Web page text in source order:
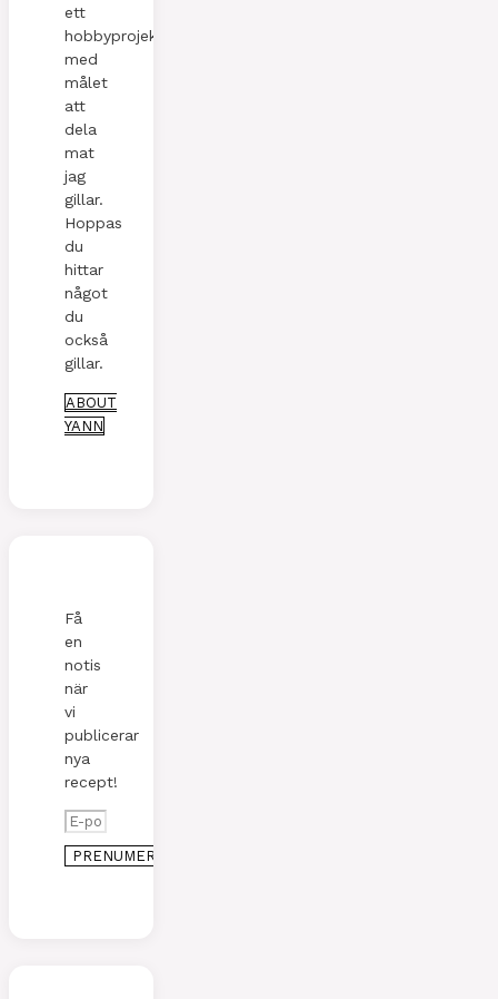
ett
hobbyprojekt
med
målet
att
dela
mat
jag
gillar.
Hoppas
du
hittar
något
du
också
gillar.
ABOUT
YANN
Få
en
notis
när
vi
publicerar
nya
recept!